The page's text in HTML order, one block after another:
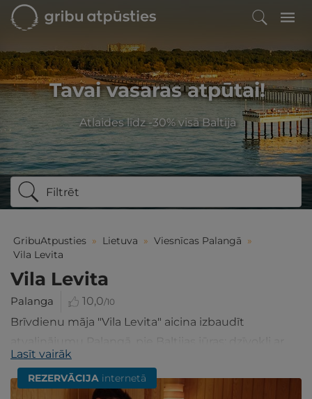
Tavai vasaras atpūtai!
Atlaides līdz -30% visā Baltijā
Filtrēt
GribuAtpusties » Lietuva » Viesnīcas Palangā »
Vila Levita
Vila Levita
Palanga 10,0/10
Brīvdienu māja "Vila Levita" aicina izbaudīt
atvaļinājumu Palangā, pie Baltijas jūras: dzīvokļi ar
visām ērtībām, pirts zonu un kafejnīcu.
Lasīt vairāk
REZERVĀCIJA internetā